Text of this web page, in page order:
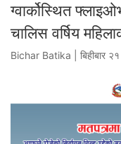
ग्वार्कोस्थित
चालिस वर्षिय
Bichar Batika | बिहीबार